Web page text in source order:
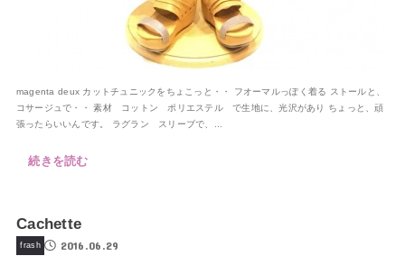
magenta deux カットチュニックをちょこっと・・ フオーマルっぽく着る ストールと、
コサージュで・・ 素材 コットン ポリエステル で生地に、光沢があり ちょっと、頑
張ったらいいんです。 ラグラン スリーブで、...
続きを読む
Cachette
frash 2016.06.29